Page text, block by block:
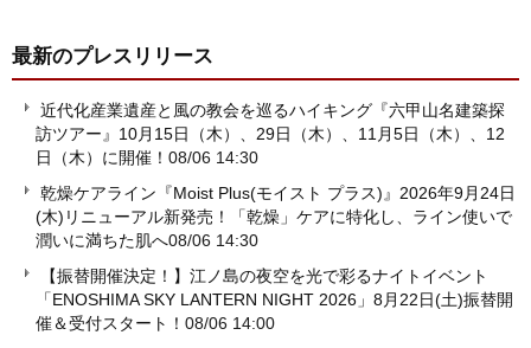
最新のプレスリリース
近代化産業遺産と風の教会を巡るハイキング『六甲山名建築探
訪ツアー』10月15日（木）、29日（木）、11月5日（木）、12
日（木）に開催！ 08/06 14:30
乾燥ケアライン『Moist Plus(モイスト プラス)』2026年9月24日
(木)リニューアル新発売！「乾燥」ケアに特化し、ライン使いで
潤いに満ちた肌へ08/06 14:30
【振替開催決定！】江ノ島の夜空を光で彩るナイトイベント
「ENOSHIMA SKY LANTERN NIGHT 2026」8月22日(土)振替開
催＆受付スタート！ 08/06 14:00